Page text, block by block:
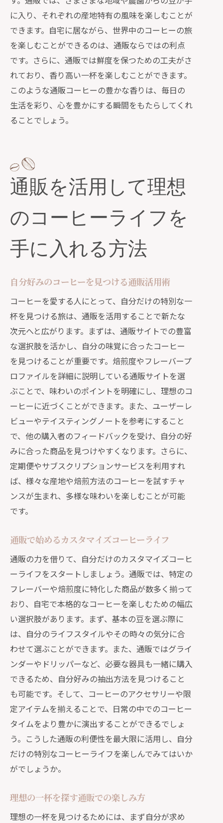
に入り、それぞれの産地特有の風味を楽しむことが
できます。自宅に居ながら、世界中のコーヒーの旅
を楽しむことができるのは、通販ならではの利点
です。さらに、通販では鮮度を保つための工夫がさ
れており、香り高い一杯を楽しむことができます。
このような通販コーヒーの豊かな香りは、毎日の
生活を彩り、心を豊かにする瞬間をもたらしてくれ
ることでしょう。
通販を活用して理想
のコーヒーライフを
手に入れる方法
自分好みのコーヒーを見つける通販活用術
コーヒーを愛する人にとって、自分だけの特別な一
杯を見つける旅は、通販を活用することで新たな
次元へと広がります。まずは、通販サイトでの豊富
な選択肢を活かし、自分の味覚に合ったコーヒー
を見つけることが重要です。焙煎度やフレーバープ
ロファイルを詳細に説明している通販サイトを選
ぶことで、味わいのポイントを明確にし、理想のコ
ーヒーに近づくことができます。また、ユーザーレ
ビューやテイスティングノートを参考にすること
で、他の購入者のフィードバックを受け、自分の好
みに合った商品を見つけやすくなります。さらに、
定期便やサブスクリプションサービスを利用すれ
ば、様々な産地や焙煎方法のコーヒーを試すチャ
ンスが生まれ、多様な味わいを楽しむことが可能
です。
通販で始めるカスタマイズコーヒーライフ
通販の力を借りて、自分だけのカスタマイズコーヒ
ーライフをスタートしましょう。通販では、特定の
フレーバーや焙煎度に特化した商品が数多く揃って
おり、自宅で本格的なコーヒーを楽しむための幅広
い選択肢があります。まず、基本の豆を選ぶ際に
は、自分のライフスタイルやその時々の気分に合
わせて選ぶことができます。また、通販ではグライ
ンダーやドリッパーなど、必要な器具も一緒に購入
できるため、自分好みの抽出方法を見つけること
も可能です。そして、コーヒーのアクセサリーや限
定アイテムを揃えることで、日常の中でのコーヒー
タイムをより豊かに演出することができるでしょ
う。こうした通販の利便性を最大限に活用し、自分
だけの特別なコーヒーライフを楽しんでみてはいか
がでしょうか。
理想の一杯を探す通販での楽しみ方
理想の一杯を見つけるためには、まず自分が求め